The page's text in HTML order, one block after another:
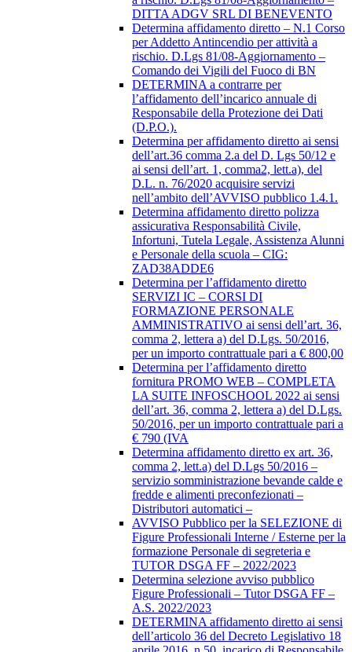
DITTA ADGV SRL DI BENEVENTO
Determina affidamento diretto – N.1 Corso
per Addetto Antincendio per attività a
rischio. D.Lgs 81/08-Aggiornamento –
Comando dei Vigili del Fuoco di BN
DETERMINA a contrarre per
l’affidamento dell’incarico annuale di
Responsabile della Protezione dei Dati
(D.P.O.).
Determina per affidamento diretto ai sensi
dell’art.36 comma 2.a del D. Lgs 50/12 e
ai sensi dell’art. 1, comma2, lett.a), del
D.L. n. 76/2020 acquisire servizi
nell’ambito dell’AVVISO pubblico 1.4.1.
Determina affidamento diretto polizza
assicurativa Responsabilità Civile,
Infortuni, Tutela Legale, Assistenza Alunni
e Personale della scuola – CIG:
ZAD38ADDE6
Determina per l’affidamento diretto
SERVIZI IC – CORSI DI
FORMAZIONE PERSONALE
AMMINISTRATIVO ai sensi dell’art. 36,
comma 2, lettera a) del D.Lgs. 50/2016,
per un importo contrattuale pari a € 800,00
Determina per l’affidamento diretto
fornitura PROMO WEB – COMPLETA
LA SUITE INFOSCHOOL 2022 ai sensi
dell’art. 36, comma 2, lettera a) del D.Lgs.
50/2016, per un importo contrattuale pari a
€ 790 (IVA
Determina affidamento diretto ex art. 36,
comma 2, lett.a) del D.Lgs 50/2016 –
servizio somministrazione bevande calde e
fredde e alimenti preconfezionati –
Distributori automatici –
AVVISO Pubblico per la SELEZIONE di
Figure Professionali Interne / Esterne per la
formazione Personale di segreteria e
TUTOR DSGA FF – 2022/2023
Determina selezione avviso pubblico
Figure Professionali – Tutor DSGA FF –
A.S. 2022/2023
DETERMINA affidamento diretto ai sensi
dell’articolo 36 del Decreto Legislativo 18